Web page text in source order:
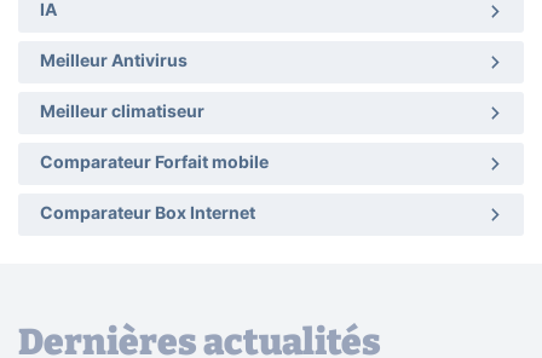
IA
Meilleur Antivirus
Meilleur climatiseur
Comparateur Forfait mobile
Comparateur Box Internet
Dernières actualités